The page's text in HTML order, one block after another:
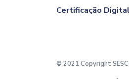
Certificação Digital
© 2021 Copyright